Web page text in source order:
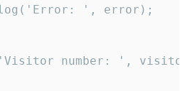
', error);
number: ',